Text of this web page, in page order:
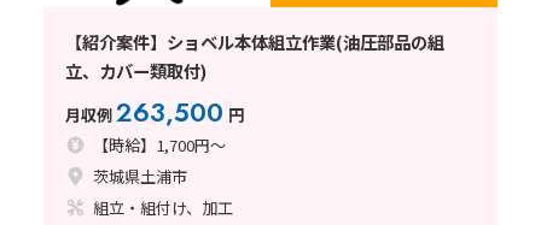
【紹介案件】ショベル本体組立作業(油圧部品の組
立、カバー類取付)
月収例263,500 円
【時給】1,700円～
茨城県土浦市
組立・組付け、加工